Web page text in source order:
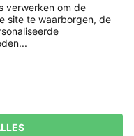
Herroeping indienen